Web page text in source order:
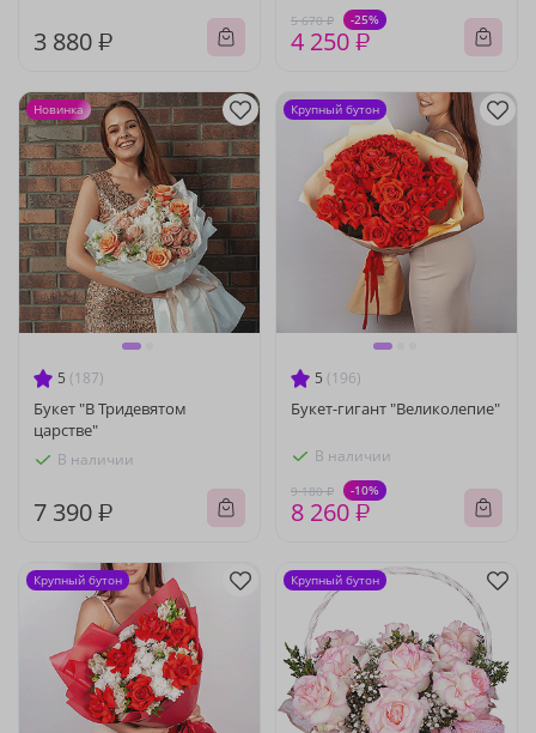
3 880 ₽
5 670 ₽ -25%
4 250 ₽
5 (187)
Букет "В Тридевятом
царстве"
В наличии
7 390 ₽
Новинка
5 (196)
Букет-гигант "Великолепие"
В наличии
9 180 ₽ -10%
8 260 ₽
Крупный бутон
Крупный бутон Крупный бутон